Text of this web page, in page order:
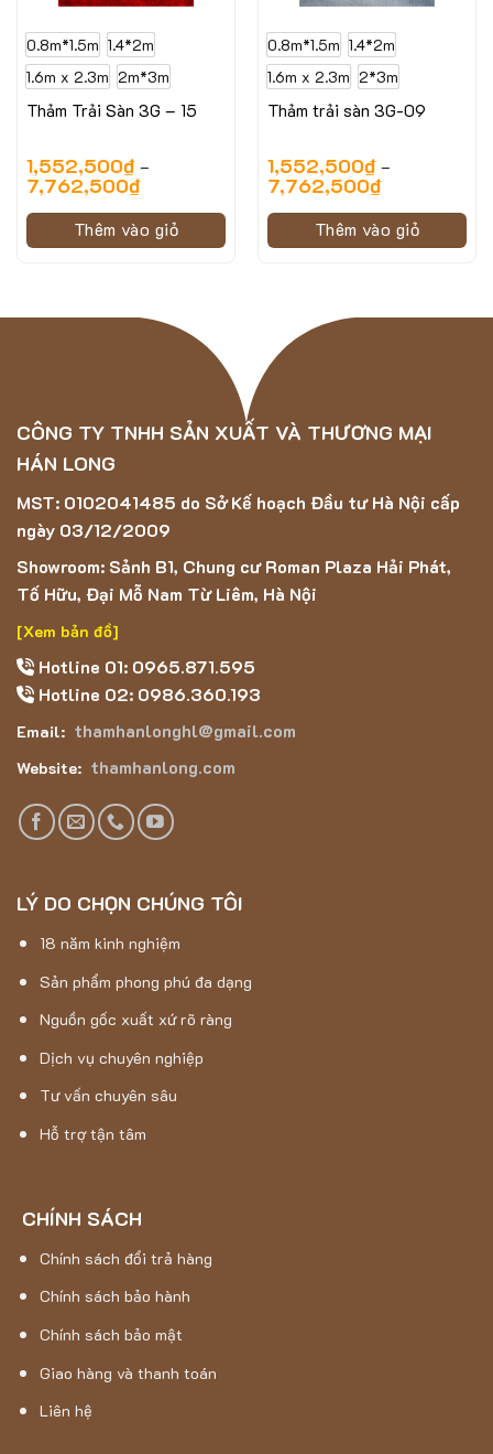
0.8m*1.5m 1.4*2m
1.6m x 2.3m 2m*3m
Thảm Trải Sàn 3G – 15
1,552,500₫–
7,762,500₫
Thêm vào giỏ
0.8m*1.5m 1.4*2m
1.6m x 2.3m 2*3m
Thảm trải sàn 3G-09
1,552,500₫–
7,762,500₫
Thêm vào giỏ
CÔNG TY TNHH SẢN XUẤT VÀ THƯƠNG MẠI
HÁN LONG
MST: 0102041485 do Sở Kế hoạch Đầu tư Hà Nội cấp
ngày 03/12/2009
Showroom: Sảnh B1, Chung cư Roman Plaza Hải Phát,
Tố Hữu, Đại Mỗ Nam Từ Liêm, Hà Nội
[Xem bản đồ]
Hotline 01: 0965.871.595
Hotline 02: 0986.360.193
Email: thamhanlonghl@gmail.com
Website: thamhanlong.com
LÝ DO CHỌN CHÚNG TÔI
18 năm kinh nghiệm
Sản phẩm phong phú đa dạng
Nguồn gốc xuất xứ rõ ràng
Dịch vụ chuyên nghiệp
Tư vấn chuyên sâu
Hỗ trợ tận tâm
CHÍNH SÁCH
Chính sách đổi trả hàng
Chính sách bảo hành
Chính sách bảo mật
Giao hàng và thanh toán
Liên hệ